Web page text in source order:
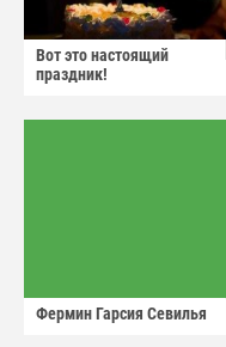
Вот это настоящий
праздник!
Фермин Гарсия Севилья